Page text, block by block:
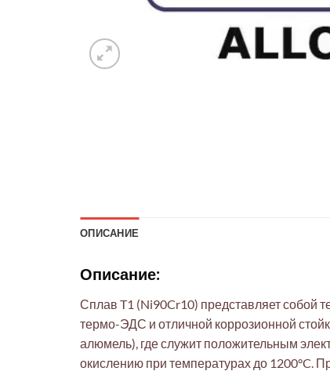
ОПИСАНИЕ
Описание:
Сплав T1 (Ni90Cr10) представляет собой
термо-ЭДС и отличной коррозионной
алюмель), где служит положительным
окислению при температурах до 1200°C.